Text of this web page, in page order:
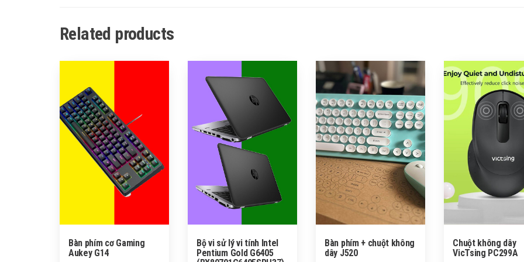
Related products
Bàn phím cơ Gaming
Aukey G14
Bộ vi sử lý vi tính Intel
Pentium Gold G6405
Bàn phím + chuột không
dây J520
Chuột không dây
VicTsing PC299A